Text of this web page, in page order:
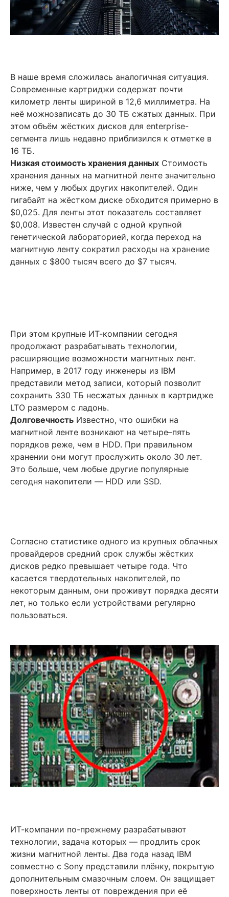
В наше время сложилась аналогичная ситуация.
Современные картриджи содержат почти
километр ленты шириной в 12,6 миллиметра. На
неё можнозаписать до 30 ТБ сжатых данных. При
этом объём жёстких дисков для enterprise-
сегмента лишь недавно приблизился к отметке в
16 ТБ.
Низкая стоимость хранения данных Стоимость
хранения данных на магнитной ленте значительно
ниже, чем у любых других накопителей. Один
гигабайт на жёстком диске обходится примерно в
$0,025. Для ленты этот показатель составляет
$0,008. Известен случай с одной крупной
генетической лабораторией, когда переход на
магнитную ленту сократил расходы на хранение
данных с $800 тысяч всего до $7 тысяч.
При этом крупные ИТ-компании сегодня
продолжают разрабатывать технологии,
расширяющие возможности магнитных лент.
Например, в 2017 году инженеры из IBM
представили метод записи, который позволит
сохранить 330 ТБ несжатых данных в картридже
LTO размером с ладонь.
Долговечность Известно, что ошибки на
магнитной ленте возникают на четыре–пять
порядков реже, чем в HDD. При правильном
хранении они могут прослужить около 30 лет.
Это больше, чем любые другие популярные
сегодня накопители — HDD или SSD.
Согласно статистике одного из крупных облачных
провайдеров средний срок службы жёстких
дисков редко превышает четыре года. Что
касается твердотельных накопителей, по
некоторым данным, они проживут порядка десяти
лет, но только если устройствами регулярно
пользоваться.
ИТ-компании по-прежнему разрабатывают
технологии, задача которых — продлить срок
жизни магнитной ленты. Два года назад IBM
совместно с Sony представили плёнку, покрытую
дополнительным смазочным слоем. Он защищает
поверхность ленты от повреждения при её